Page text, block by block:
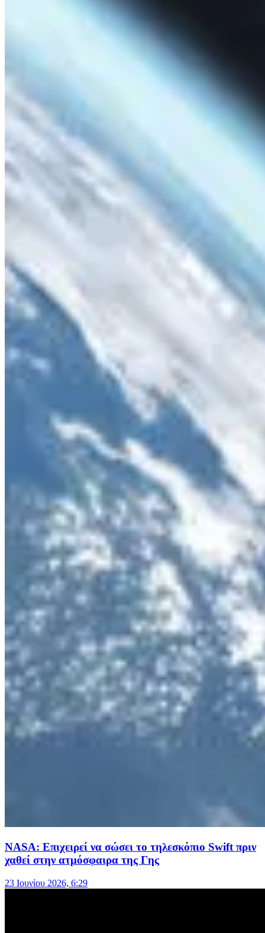
NASA: Επιχειρεί να σώσει το τηλεσκόπιο Swift πριν
χαθεί στην ατμόσφαιρα της Γης
23 Ιουνίου 2026, 6:29